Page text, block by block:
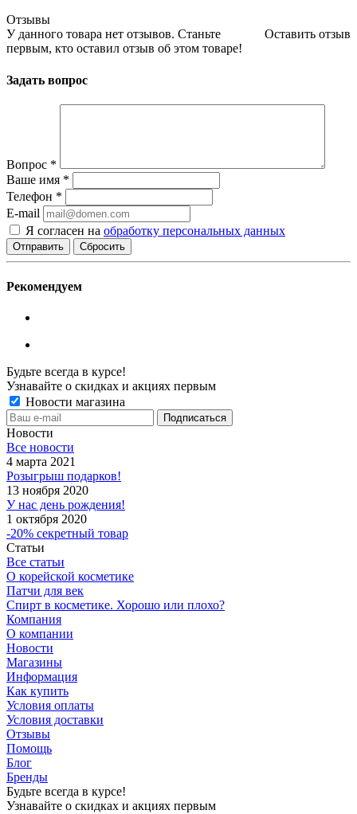
Отзывы
Оставить отзыв
У данного товара нет отзывов. Станьте
первым, кто оставил отзыв об этом товаре!
Задать вопрос
Вопрос *
Ваше имя *
Телефон *
E-mail
Я согласен на обработку персональных данных
Сбросить
Рекомендуем
Будьте всегда в курсе!
Узнавайте о скидках и акциях первым
Новости магазина
Новости
Все новости
4 марта 2021
Розыгрыш подарков!
13 ноября 2020
У нас день рождения!
1 октября 2020
-20% секретный товар
Статьи
Все статьи
О корейской косметике
Патчи для век
Спирт в косметике. Хорошо или плохо?
Компания
О компании
Новости
Магазины
Информация
Как купить
Условия оплаты
Условия доставки
Отзывы
Помощь
Блог
Бренды
Будьте всегда в курсе!
Узнавайте о скидках и акциях первым